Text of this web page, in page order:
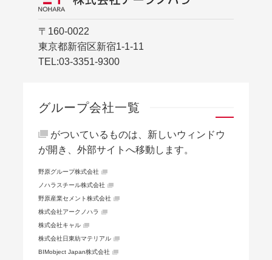
〒160-0022
東京都新宿区新宿1-1-11
TEL:03-3351-9300
グループ会社一覧
がついているものは、新しいウィンドウ
が開き、外部サイトへ移動します。
野原グループ株式会社
ノハラスチール株式会社
野原産業セメント株式会社
株式会社アークノハラ
株式会社キャル
株式会社日東紡マテリアル
BIMobject Japan株式会社